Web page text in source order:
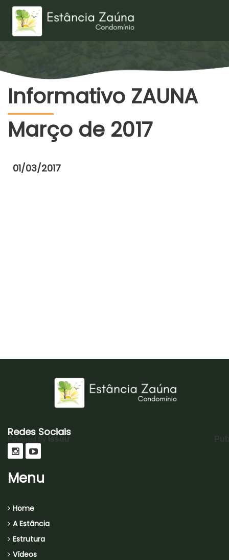
Informativo ZAUNA
Março de 2017
01/03/2017
Powered byIssuu
Redes Sociais
Menu
Home
A Estância
Estrutura
Vídeos